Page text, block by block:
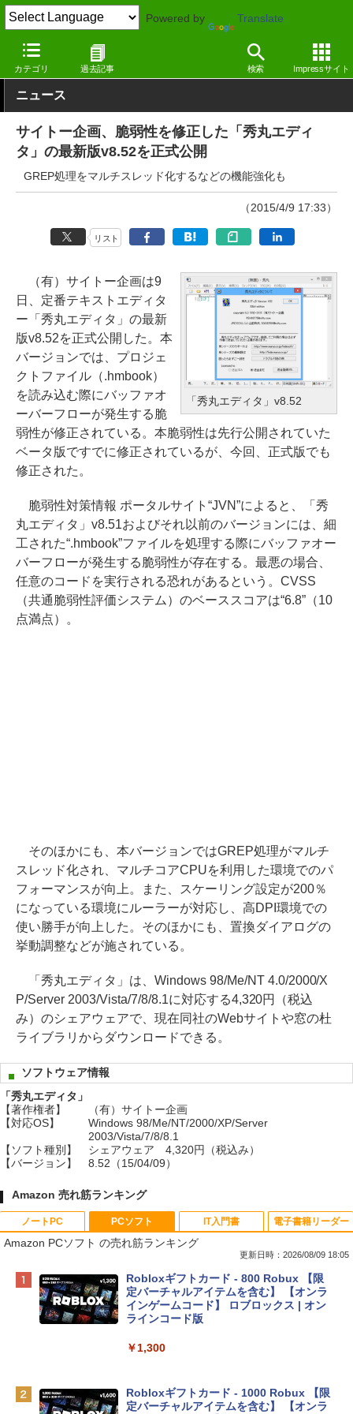
Powered by Translate
カテゴリ 過去記事 検索 Impressサイト
窓の杜 オフィス・ドキュメント テキストエディター Windows
ニュース
サイトー企画、脆弱性を修正した「秀丸エディ
タ」の最新版v8.52を正式公開
GREP処理をマルチスレッド化するなどの機能強化も
（2015/4/9 17:33）
リスト
「秀丸エディタ」v8.52
（有）サイトー企画は9
日、定番テキストエディタ
ー「秀丸エディタ」の最新
版v8.52を正式公開した。本
バージョンでは、プロジェ
クトファイル（.hmbook）
を読み込む際にバッファオ
ーバーフローが発生する脆
弱性が修正されている。本脆弱性は先行公開されていた
ベータ版ですでに修正されているが、今回、正式版でも
修正された。
脆弱性対策情報 ポータルサイト“JVN”によると、「秀
丸エディタ」v8.51およびそれ以前のバージョンには、細
工された“.hmbook”ファイルを処理する際にバッファオー
バーフローが発生する脆弱性が存在する。最悪の場合、
任意のコードを実行される恐れがあるという。CVSS
（共通脆弱性評価システム）のベーススコアは“6.8”（10
点満点）。
そのほかにも、本バージョンではGREP処理がマルチ
スレッド化され、マルチコアCPUを利用した環境でのパ
フォーマンスが向上。また、スケーリング設定が200％
になっている環境にルーラーが対応し、高DPI環境での
使い勝手が向上した。そのほかにも、置換ダイアログの
挙動調整などが施されている。
「秀丸エディタ」は、Windows 98/Me/NT 4.0/2000/X
P/Server 2003/Vista/7/8/8.1に対応する4,320円（税込
み）のシェアウェアで、現在同社のWebサイトや窓の杜
ライブラリからダウンロードできる。
ソフトウェア情報
「秀丸エディタ」
【著作権者】
（有）サイトー企画
【対応OS】
Windows 98/Me/NT/2000/XP/Server
2003/Vista/7/8/8.1
【ソフト種別】
シェアウェア 4,320円（税込み）
【バージョン】
8.52（15/04/09）
Amazon 売れ筋ランキング
ノートPC
Apple 2026 MacBook Neo A18 Proチッ
プ搭載13インチノートブック：AIとAppl
e Intelligenceのために設計、Liquid Ret
inaディスプレイ、8GBユニファイドメモ
eTime HDカメラ - インディゴ
PCソフト
Amazon PCソフト の売れ筋ランキング
更新日時：2026/08/09 18:05
Robloxギフトカード - 800 Robux 【限
定バーチャルアイテムを含む】 【オンラ
インゲームコード】 ロブロックス | オン
ラインコード版
￥1,300
Robloxギフトカード - 1000 Robux 【限
定バーチャルアイテムを含む】 【オンラ
IT入門書 電子書籍リーダー